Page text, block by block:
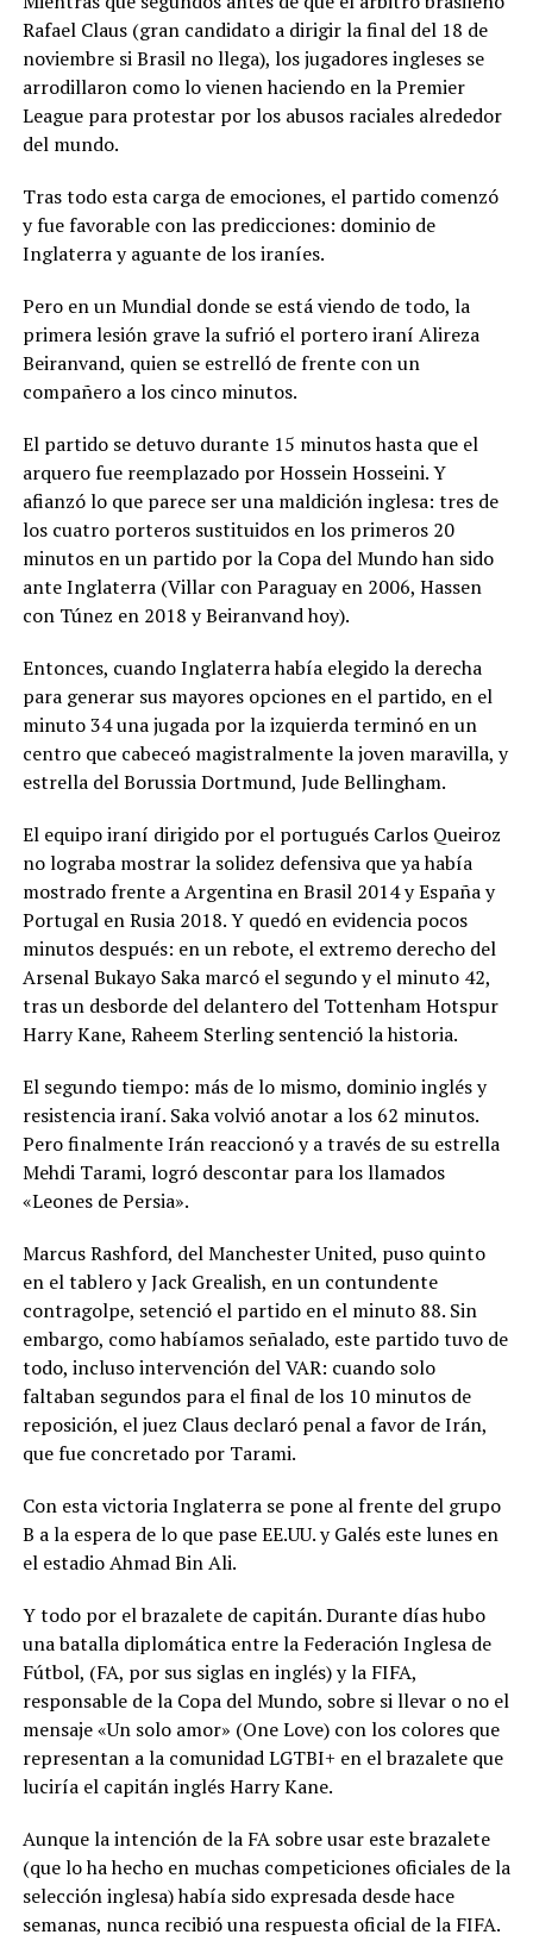
Rafael Claus (gran candidato a dirigir la final del 18 de
noviembre si Brasil no llega), los jugadores ingleses se
arrodillaron como lo vienen haciendo en la Premier
League para protestar por los abusos raciales alrededor
del mundo.
Tras todo esta carga de emociones, el partido comenzó
y fue favorable con las predicciones: dominio de
Inglaterra y aguante de los iraníes.
Pero en un Mundial donde se está viendo de todo, la
primera lesión grave la sufrió el portero iraní Alireza
Beiranvand, quien se estrelló de frente con un
compañero a los cinco minutos.
El partido se detuvo durante 15 minutos hasta que el
arquero fue reemplazado por Hossein Hosseini. Y
afianzó lo que parece ser una maldición inglesa: tres de
los cuatro porteros sustituidos en los primeros 20
minutos en un partido por la Copa del Mundo han sido
ante Inglaterra (Villar con Paraguay en 2006, Hassen
con Túnez en 2018 y Beiranvand hoy).
Entonces, cuando Inglaterra había elegido la derecha
para generar sus mayores opciones en el partido, en el
minuto 34 una jugada por la izquierda terminó en un
centro que cabeceó magistralmente la joven maravilla, y
estrella del Borussia Dortmund, Jude Bellingham.
El equipo iraní dirigido por el portugués Carlos Queiroz
no lograba mostrar la solidez defensiva que ya había
mostrado frente a Argentina en Brasil 2014 y España y
Portugal en Rusia 2018. Y quedó en evidencia pocos
minutos después: en un rebote, el extremo derecho del
Arsenal Bukayo Saka marcó el segundo y el minuto 42,
tras un desborde del delantero del Tottenham Hotspur
Harry Kane, Raheem Sterling sentenció la historia.
El segundo tiempo: más de lo mismo, dominio inglés y
resistencia iraní. Saka volvió anotar a los 62 minutos.
Pero finalmente Irán reaccionó y a través de su estrella
Mehdi Tarami, logró descontar para los llamados
«Leones de Persia».
Marcus Rashford, del Manchester United, puso quinto
en el tablero y Jack Grealish, en un contundente
contragolpe, setenció el partido en el minuto 88. Sin
embargo, como habíamos señalado, este partido tuvo de
todo, incluso intervención del VAR: cuando solo
faltaban segundos para el final de los 10 minutos de
reposición, el juez Claus declaró penal a favor de Irán,
que fue concretado por Tarami.
Con esta victoria Inglaterra se pone al frente del grupo
B a la espera de lo que pase EE.UU. y Galés este lunes en
el estadio Ahmad Bin Ali.
Y todo por el brazalete de capitán. Durante días hubo
una batalla diplomática entre la Federación Inglesa de
Fútbol, (FA, por sus siglas en inglés) y la FIFA,
responsable de la Copa del Mundo, sobre si llevar o no el
mensaje «Un solo amor» (One Love) con los colores que
representan a la comunidad LGTBI+ en el brazalete que
luciría el capitán inglés Harry Kane.
Aunque la intención de la FA sobre usar este brazalete
(que lo ha hecho en muchas competiciones oficiales de la
selección inglesa) había sido expresada desde hace
semanas, nunca recibió una respuesta oficial de la FIFA.